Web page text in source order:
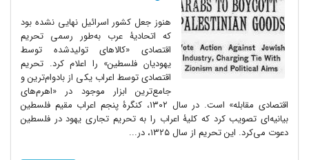
هنوز جعل کشور اسرائیل نهایی نشده بود
که اتحادیۀ عرب به‌طور رسمی تحریم
اقتصادی «کالاهای تولیدشده توسط
یهودیان فلسطین» را اعلام کرد. تحریم
اقتصادی توسط اعراب یکی از بادوام‌ترین و
جامع‌ترین ابزار موجود در «اهرم‌های
اقتصادی مقابله» است. در سال ۱۳۰۲، کنگرۀ پنجم اعراب مقیم فلسطین
بیانیه‌ای تصویب کرد که کلیۀ اعراب را به تحریم تجاری یهود در فلسطین
دعوت می‌کرد. این تحریم از سال ۱۳۲۵، در...